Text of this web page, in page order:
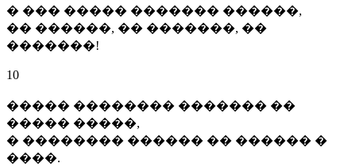
� ��� ����� ������� ������,
�� ������, �� �������, ��
�������!
10
����� �������� ������� ��
����� �����,
� �������� ������ �� ������ �
����.